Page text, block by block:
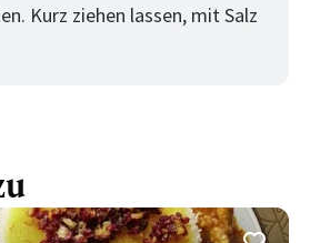
Kurz ziehen lassen, mit Salz